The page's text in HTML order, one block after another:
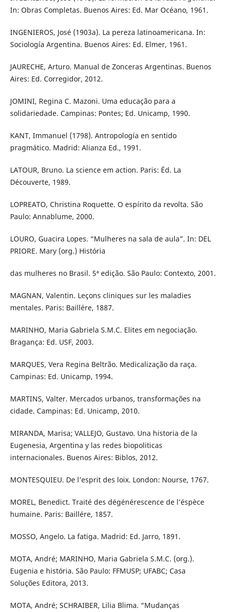
In: Obras Completas. Buenos Aires: Ed. Mar Océano, 1961.
INGENIEROS, José (1903a). La pereza latinoamericana. In:
Sociología Argentina. Buenos Aires: Ed. Elmer, 1961.
JAURECHE, Arturo. Manual de Zonceras Argentinas. Buenos
Aires: Ed. Corregidor, 2012.
JOMINI, Regina C. Mazoni. Uma educação para a
solidariedade. Campinas: Pontes; Ed. Unicamp, 1990.
KANT, Immanuel (1798). Antropología en sentido
pragmático. Madrid: Alianza Ed., 1991.
LATOUR, Bruno. La science em action. Paris: Éd. La
Découverte, 1989.
LOPREATO, Christina Roquette. O espírito da revolta. São
Paulo: Annablume, 2000.
LOURO, Guacira Lopes. “Mulheres na sala de aula”. In: DEL
PRIORE. Mary (org.) História
das mulheres no Brasil. 5ª edição. São Paulo: Contexto, 2001.
MAGNAN, Valentin. Leçons cliniques sur les maladies
mentales. Paris: Baillére, 1887.
MARINHO, Maria Gabriela S.M.C. Elites em negociação.
Bragança: Ed. USF, 2003.
MARQUES, Vera Regina Beltrão. Medicalização da raça.
Campinas: Ed. Unicamp, 1994.
MARTINS, Valter. Mercados urbanos, transformações na
cidade. Campinas: Ed. Unicamp, 2010.
MIRANDA, Marisa; VALLEJO, Gustavo. Una historia de la
Eugenesia, Argentina y las redes biopoliticas
internacionales. Buenos Aires: Biblos, 2012.
MONTESQUIEU. De l’esprit des loix. London: Nourse, 1767.
MOREL, Benedict. Traité des dégénérescence de l’éspèce
humaine. Paris: Baillére, 1857.
MOSSO, Angelo. La fatiga. Madrid: Ed. Jarro, 1891.
MOTA, André; MARINHO, Maria Gabriela S.M.C. (org.).
Eugenia e história. São Paulo: FFMUSP; UFABC; Casa
Soluções Editora, 2013.
MOTA, André; SCHRAIBER, Lilia Blima. “Mudanças